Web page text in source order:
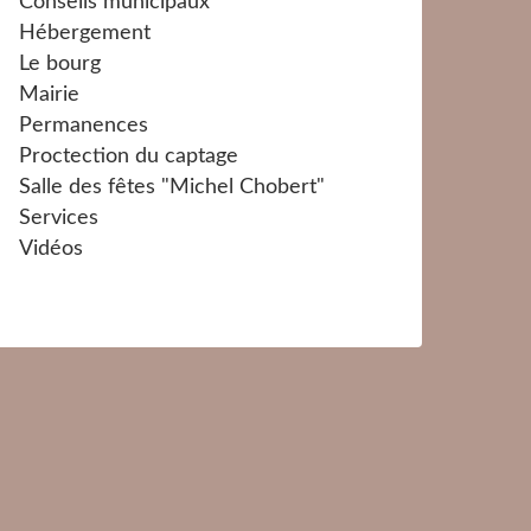
Hébergement
Le bourg
Mairie
Permanences
Proctection du captage
Salle des fêtes "Michel Chobert"
Services
Vidéos